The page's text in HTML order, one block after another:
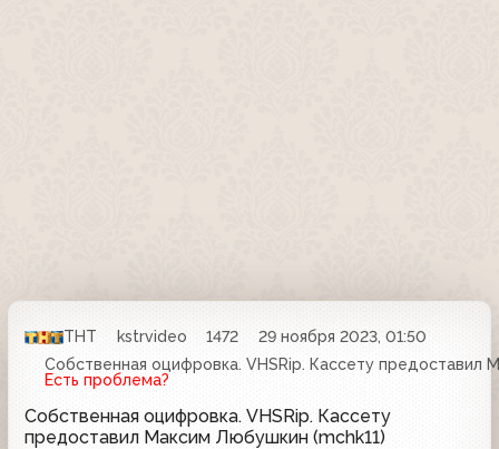
ТНТ kstrvideo 1472
29 ноября 2023, 01:50
Собственная оцифровка. VHSRip. Кассету предоставил
Есть проблема?
Собственная оцифровка. VHSRip. Кассету
предоставил Максим Любушкин (mchk11)